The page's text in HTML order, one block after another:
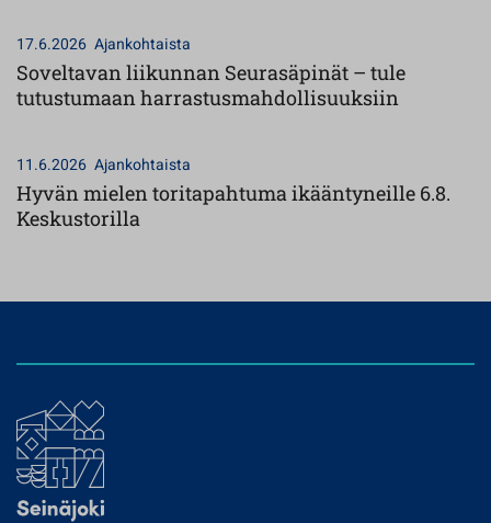
17.6.2026 Ajankohtaista
Soveltavan liikunnan Seurasäpinät – tule
tutustumaan harrastusmahdollisuuksiin
11.6.2026 Ajankohtaista
Hyvän mielen toritapahtuma ikääntyneille 6.8.
Keskustorilla